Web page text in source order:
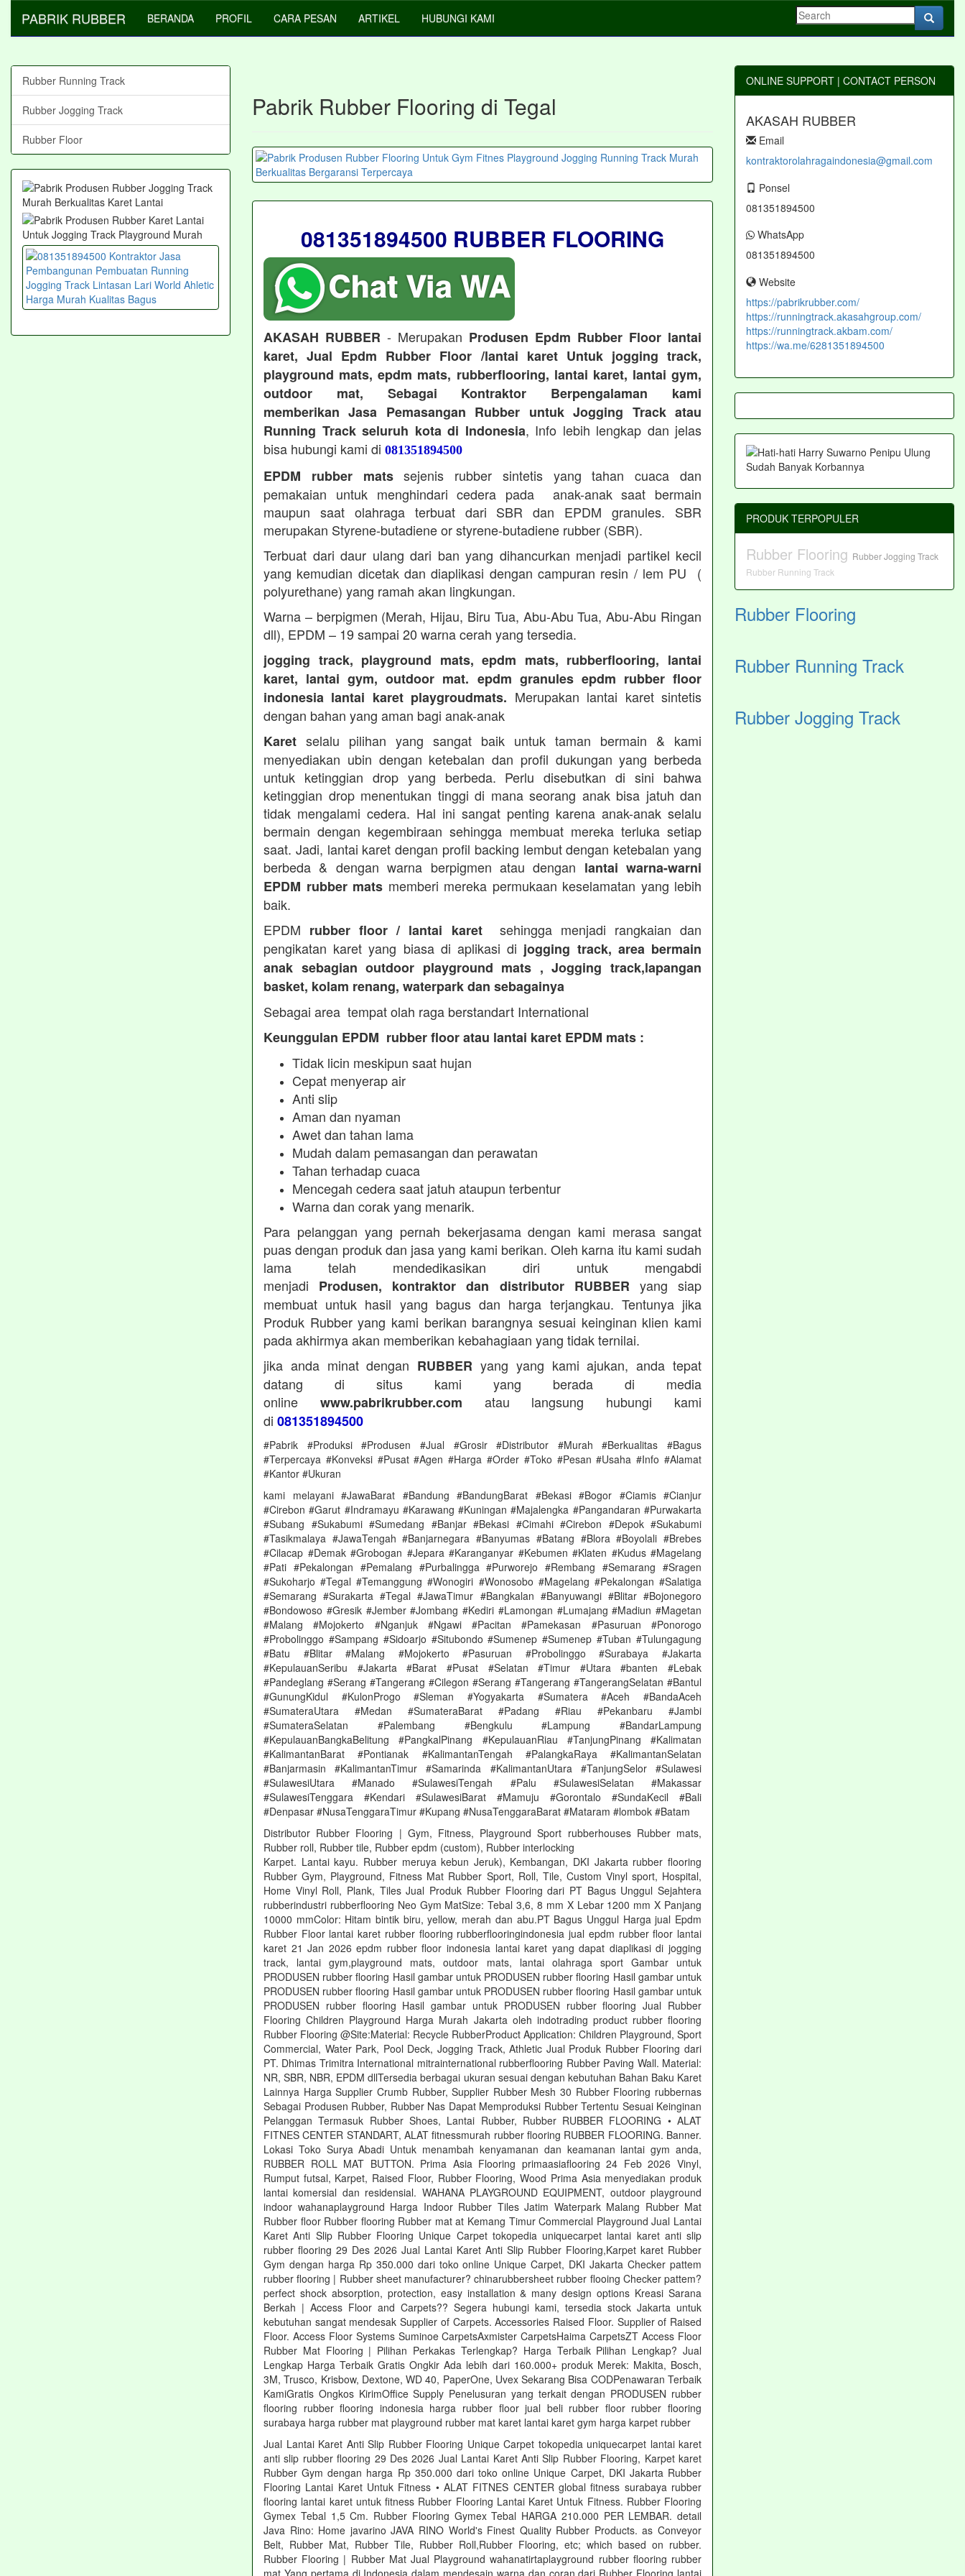
PABRIK RUBBER BERANDA PROFIL CARA PESAN ARTIKEL HUBUNGI KAMI
Pabrik Rubber Flooring di Tegal
081351894500 RUBBER FLOORING
AKASAH RUBBER - Merupakan Produsen Epdm Rubber Floor lantai
karet, Jual Epdm Rubber Floor /lantai karet Untuk jogging track,
playground mats, epdm mats, rubberflooring, lantai karet, lantai gym,
outdoor mat, Sebagai Kontraktor Berpengalaman kami
memberikan Jasa Pemasangan Rubber untuk Jogging Track atau
Running Track seluruh kota di Indonesia, Info lebih lengkap dan jelas
bisa hubungi kami di 081351894500
EPDM rubber matssejenis rubber sintetis yang tahan cuaca dan
pemakaian untuk menghindari cedera pada anak-anak saat bermain
maupun saat olahraga terbuat dari SBR dan EPDM granules. SBR
merupakan Styrene-butadiene or styrene-butadiene rubber (SBR).
Terbuat dari daur ulang dari ban yang dihancurkan menjadi partikel kecil
yang kemudian dicetak dan diaplikasi dengan campuran resin / lem PU (
polyurethane) yang ramah akan lingkungan.
Warna – berpigmen (Merah, Hijau, Biru Tua, Abu-Abu Tua, Abu-Abu Ringan
dll), EPDM – 19 sampai 20 warna cerah yang tersedia.
jogging track, playground mats, epdm mats, rubberflooring, lantai
karet, lantai gym, outdoor mat. epdm granules epdm rubber floor
indonesia lantai karet playgroudmats. Merupakan lantai karet sintetis
dengan bahan yang aman bagi anak-anak
Karet selalu pilihan yang sangat baik untuk taman bermain & kami
menyediakan ubin dengan ketebalan dan profil dukungan yang berbeda
untuk ketinggian drop yang berbeda. Perlu disebutkan di sini bahwa
ketinggian drop menentukan tinggi di mana seorang anak bisa jatuh dan
tidak mengalami cedera. Hal ini sangat penting karena anak-anak selalu
bermain dengan kegembiraan sehingga membuat mereka terluka setiap
saat. Jadi, lantai karet dengan profil backing lembut dengan ketebalan yang
berbeda & dengan warna berpigmen atau dengan lantai warna-warni
EPDM rubber mats memberi mereka permukaan keselamatan yang lebih
baik.
EPDM rubber floor / lantai karetsehingga menjadi rangkaian dan
pengikatan karet yang biasa di aplikasi di jogging track, area bermain
anak sebagian outdoor playground mats , Jogging track,lapangan
basket, kolam renang, waterpark dan sebagainya
Sebagai area tempat olah raga berstandart International
Keunggulan EPDM rubber floor atau lantai karet EPDM mats :
Tidak licin meskipun saat hujan
Cepat menyerap air
Anti slip
Aman dan nyaman
Awet dan tahan lama
Mudah dalam pemasangan dan perawatan
Tahan terhadap cuaca
Mencegah cedera saat jatuh ataupun terbentur
Warna dan corak yang menarik.
Para pelanggan yang pernah bekerjasama dengan kami merasa sangat
puas dengan produk dan jasa yang kami berikan. Oleh karna itu kami sudah
lama telah mendedikasikan diri untuk mengabdi
menjadi Produsen, kontraktor dan distributor RUBBER yang siap
membuat untuk hasil yang bagus dan harga terjangkau. Tentunya jika
Produk Rubber yang kami berikan barangnya sesuai keinginan klien kami
pada akhirmya akan memberikan kebahagiaan yang tidak ternilai.
jika anda minat dengan RUBBER yang yang kami ajukan, anda tepat
datang di situs kami yang berada di media
online www.pabrikrubber.com atau langsung hubungi kami
di 081351894500
#Pabrik #Produksi #Produsen #Jual #Grosir #Distributor #Murah #Berkualitas #Bagus
#Terpercaya #Konveksi #Pusat #Agen #Harga #Order #Toko #Pesan #Usaha #Info #Alamat
#Kantor #Ukuran
kami melayani #JawaBarat #Bandung #BandungBarat #Bekasi #Bogor #Ciamis #Cianjur
#Cirebon #Garut #Indramayu #Karawang #Kuningan #Majalengka #Pangandaran #Purwakarta
#Subang #Sukabumi #Sumedang #Banjar #Bekasi #Cimahi #Cirebon #Depok #Sukabumi
#Tasikmalaya #JawaTengah #Banjarnegara #Banyumas #Batang #Blora #Boyolali #Brebes
#Cilacap #Demak #Grobogan #Jepara #Karanganyar #Kebumen #Klaten #Kudus #Magelang
#Pati #Pekalongan #Pemalang #Purbalingga #Purworejo #Rembang #Semarang #Sragen
#Sukoharjo #Tegal #Temanggung #Wonogiri #Wonosobo #Magelang #Pekalongan #Salatiga
#Semarang #Surakarta #Tegal #JawaTimur #Bangkalan #Banyuwangi #Blitar #Bojonegoro
#Bondowoso #Gresik #Jember #Jombang #Kediri #Lamongan #Lumajang #Madiun #Magetan
#Malang #Mojokerto #Nganjuk #Ngawi #Pacitan #Pamekasan #Pasuruan #Ponorogo
#Probolinggo #Sampang #Sidoarjo #Situbondo #Sumenep #Sumenep #Tuban #Tulungagung
#Batu #Blitar #Malang #Mojokerto #Pasuruan #Probolinggo #Surabaya #Jakarta
#KepulauanSeribu #Jakarta #Barat #Pusat #Selatan #Timur #Utara #banten #Lebak
#Pandeglang #Serang #Tangerang #Cilegon #Serang #Tangerang #TangerangSelatan #Bantul
#GunungKidul #KulonProgo #Sleman #Yogyakarta #Sumatera #Aceh #BandaAceh
#SumateraUtara #Medan #SumateraBarat #Padang #Riau #Pekanbaru #Jambi
#SumateraSelatan #Palembang #Bengkulu #Lampung #BandarLampung
#KepulauanBangkaBelitung #PangkalPinang #KepulauanRiau #TanjungPinang #Kalimatan
#KalimantanBarat #Pontianak #KalimantanTengah #PalangkaRaya #KalimantanSelatan
#Banjarmasin #KalimantanTimur #Samarinda #KalimantanUtara #TanjungSelor #Sulawesi
#SulawesiUtara #Manado #SulawesiTengah #Palu #SulawesiSelatan #Makassar
#SulawesiTenggara #Kendari #SulawesiBarat #Mamuju #Gorontalo #SundaKecil #Bali
#Denpasar #NusaTenggaraTimur #Kupang #NusaTenggaraBarat #Mataram #lombok #Batam
Distributor Rubber Flooring | Gym, Fitness, Playground Sport rubberhouses Rubber mats,
Rubber roll, Rubber tile, Rubber epdm (custom), Rubber interlocking
Karpet. Lantai kayu. Rubber meruya kebun Jeruk), Kembangan, DKI Jakarta rubber flooring
Rubber Gym, Playground, Fitness Mat Rubber Sport, Roll, Tile, Custom Vinyl sport, Hospital,
Home Vinyl Roll, Plank, Tiles Jual Produk Rubber Flooring dari PT Bagus Unggul Sejahtera
rubberindustri rubberflooring Neo Gym MatSize: Tebal 3,6, 8 mm X Lebar 1200 mm X Panjang
10000 mmColor: Hitam bintik biru, yellow, merah dan abu.PT Bagus Unggul Harga jual Epdm
Rubber Floor lantai karet rubber flooring rubberflooringindonesia jual epdm rubber floor lantai
karet 21 Jan 2026 epdm rubber floor indonesia lantai karet yang dapat diaplikasi di jogging
track, lantai gym,playground mats, outdoor mats, lantai olahraga sport Gambar untuk
PRODUSEN rubber flooring Hasil gambar untuk PRODUSEN rubber flooring Hasil gambar untuk
PRODUSEN rubber flooring Hasil gambar untuk PRODUSEN rubber flooring Hasil gambar untuk
PRODUSEN rubber flooring Hasil gambar untuk PRODUSEN rubber flooring Jual Rubber
Flooring Children Playground Harga Murah Jakarta oleh indotrading product rubber flooring
Rubber Flooring @Site:Material: Recycle RubberProduct Application: Children Playground, Sport
Commercial, Water Park, Pool Deck, Jogging Track, Athletic Jual Produk Rubber Flooring dari
PT. Dhimas Trimitra International mitrainternational rubberflooring Rubber Paving Wall. Material:
NR, SBR, NBR, EPDM dllTersedia berbagai ukuran sesuai dengan kebutuhan Bahan Baku Karet
Lainnya Harga Supplier Crumb Rubber, Supplier Rubber Mesh 30 Rubber Flooring rubbernas
Sebagai Produsen Rubber, Rubber Nas Dapat Memproduksi Rubber Tertentu Sesuai Keinginan
Pelanggan Termasuk Rubber Shoes, Lantai Rubber, Rubber RUBBER FLOORING • ALAT
FITNES CENTER STANDART, ALAT fitnessmurah rubber flooring RUBBER FLOORING. Banner.
Lokasi Toko Surya Abadi Untuk menambah kenyamanan dan keamanan lantai gym anda,
RUBBER ROLL MAT BUTTON. Prima Asia Flooring primaasiaflooring 24 Feb 2026 Vinyl,
Rumput futsal, Karpet, Raised Floor, Rubber Flooring, Wood Prima Asia menyediakan produk
lantai komersial dan residensial. WAHANA PLAYGROUND EQUIPMENT, outdoor playground
indoor wahanaplayground Harga Indoor Rubber Tiles Jatim Waterpark Malang Rubber Mat
Rubber floor Rubber flooring Rubber mat at Kemang Timur Commercial Playground Jual Lantai
Karet Anti Slip Rubber Flooring Unique Carpet tokopedia uniquecarpet lantai karet anti slip
rubber flooring 29 Des 2026 Jual Lantai Karet Anti Slip Rubber Flooring,Karpet karet Rubber
Gym dengan harga Rp 350.000 dari toko online Unique Carpet, DKI Jakarta Checker pattem
rubber flooring | Rubber sheet manufacturer? chinarubbersheet rubber flooing Checker pattem?
perfect shock absorption, protection, easy installation & many design options Kreasi Sarana
Berkah | Access Floor and Carpets?? Segera hubungi kami, tersedia stock Jakarta untuk
kebutuhan sangat mendesak Supplier of Carpets. Accessories Raised Floor. Supplier of Raised
Floor. Access Floor Systems Suminoe CarpetsAxmister CarpetsHaima CarpetsZT Access Floor
Rubber Mat Flooring | Pilihan Perkakas Terlengkap? Harga Terbaik Pilihan Lengkap? Jual
Lengkap Harga Terbaik Gratis Ongkir Ada lebih dari 160.000+ produk Merek: Makita, Bosch,
3M, Trusco, Krisbow, Dextone, WD 40, PaperOne, Uvex Sekarang Bisa CODPenawaran Terbaik
KamiGratis Ongkos KirimOffice Supply Penelusuran yang terkait dengan PRODUSEN rubber
flooring rubber flooring indonesia harga rubber floor jual beli rubber floor rubber flooring
surabaya harga rubber mat playground rubber mat karet lantai karet gym harga karpet rubber
Jual Lantai Karet Anti Slip Rubber Flooring Unique Carpet tokopedia uniquecarpet lantai karet
anti slip rubber flooring 29 Des 2026 Jual Lantai Karet Anti Slip Rubber Flooring, Karpet karet
Rubber Gym dengan harga Rp 350.000 dari toko online Unique Carpet, DKI Jakarta Rubber
Flooring Lantai Karet Untuk Fitness • ALAT FITNES CENTER global fitness surabaya rubber
flooring lantai karet untuk fitness Rubber Flooring Lantai Karet Untuk Fitness. Rubber Flooring
Gymex Tebal 1,5 Cm. Rubber Flooring Gymex Tebal HARGA 210.000 PER LEMBAR. detail
Java Rino: Home javarino JAVA RINO World's Finest Quality Rubber Products. as Conveyor
Belt, Rubber Mat, Rubber Tile, Rubber Roll,Rubber Flooring, etc; which based on rubber.
Rubber Flooring | Rubber Mat Jual Playground wahanatirtaplayground rubber flooring rubber
mat Yang pertama di Indonesia dalam mendesain warna dan coran dari Rubber Flooring lantai
Rubber Running Track
Rubber Jogging Track
Rubber Floor
ONLINE SUPPORT | CONTACT PERSON
AKASAH RUBBER
Email
kontraktorolahragaindonesia@gmail.com
Ponsel
081351894500
WhatsApp
081351894500
Website
https://pabrikrubber.com/
https://runningtrack.akasahgroup.com/
https://runningtrack.akbam.com/
https://wa.me/6281351894500
PRODUK TERPOPULER
Rubber Flooring Rubber Jogging Track
Rubber Running Track
Rubber Flooring
Rubber Running Track
Rubber Jogging Track